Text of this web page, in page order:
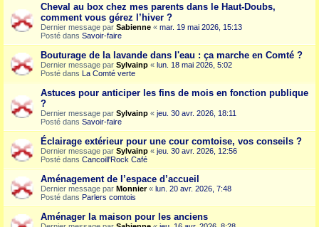
Cheval au box chez mes parents dans le Haut-Doubs,
comment vous gérez l’hiver ?
Dernier message par Sabienne « mar. 19 mai 2026, 15:13
Posté dans Savoir-faire
Bouturage de la lavande dans l'eau : ça marche en Comté ?
Dernier message par Sylvainp « lun. 18 mai 2026, 5:02
Posté dans La Comté verte
Astuces pour anticiper les fins de mois en fonction publique
?
Dernier message par Sylvainp « jeu. 30 avr. 2026, 18:11
Posté dans Savoir-faire
Éclairage extérieur pour une cour comtoise, vos conseils ?
Dernier message par Sylvainp « jeu. 30 avr. 2026, 12:56
Posté dans Cancoill'Rock Café
Aménagement de l’espace d’accueil
Dernier message par Monnier« lun. 20 avr. 2026, 7:48
Posté dans Parlers comtois
Aménager la maison pour les anciens